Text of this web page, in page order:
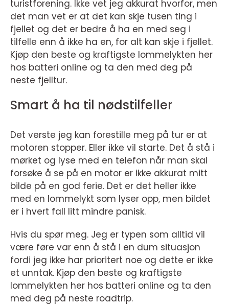
turistforening. Ikke vet jeg akkurat hvorfor, men
det man vet er at det kan skje tusen ting i
fjellet og det er bedre å ha en med seg i
tilfelle enn å ikke ha en, for alt kan skje i fjellet.
Kjøp den beste og kraftigste lommelykten her
hos batteri online og ta den med deg på
neste fjelltur.
Smart å ha til nødstilfeller
Det verste jeg kan forestille meg på tur er at
motoren stopper. Eller ikke vil starte. Det å stå i
mørket og lyse med en telefon når man skal
forsøke å se på en motor er ikke akkurat mitt
bilde på en god ferie. Det er det heller ikke
med en lommelykt som lyser opp, men bildet
er i hvert fall litt mindre panisk.
Hvis du spør meg. Jeg er typen som alltid vil
være føre var enn å stå i en dum situasjon
fordi jeg ikke har prioritert noe og dette er ikke
et unntak. Kjøp den beste og kraftigste
lommelykten her hos batteri online og ta den
med deg på neste roadtrip.